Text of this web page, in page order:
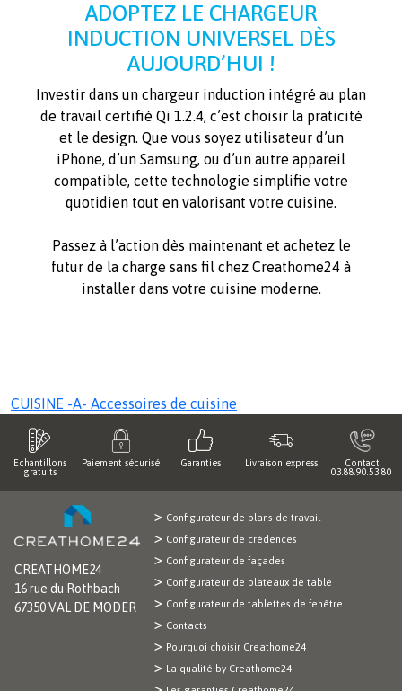
ADOPTEZ LE CHARGEUR
INDUCTION UNIVERSEL DÈS
AUJOURD’HUI !
Investir dans un chargeur induction intégré au plan
de travail certifié Qi 1.2.4, c’est choisir la praticité
et le design. Que vous soyez utilisateur d’un
iPhone, d’un Samsung, ou d’un autre appareil
compatible, cette technologie simplifie votre
quotidien tout en valorisant votre cuisine.
Passez à l’action dès maintenant et achetez le
futur de la charge sans fil chez Creathome24 à
installer dans votre cuisine moderne.
Page Parent
CUISINE -A- Accessoires de cuisine
Echantillons
gratuits
Paiement sécurisé Garanties Livraison express
Contact
03.88.90.53.80
CREATHOME24
16 rue du Rothbach
67350 VAL DE MODER
Configurateur de plans de travail
Configurateur de crédences
Configurateur de façades
Configurateur de plateaux de table
Configurateur de tablettes de fenêtre
Contacts
Pourquoi choisir Creathome24
La qualité by Creathome24